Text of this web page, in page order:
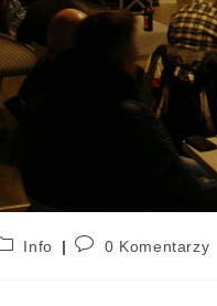
Info 0 Komentarzy